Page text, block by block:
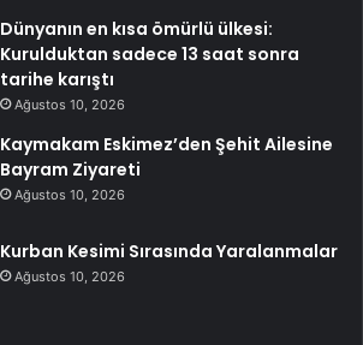
Dünyanın en kısa ömürlü ülkesi:
Kurulduktan sadece 13 saat sonra
tarihe karıştı
Ağustos 10, 2026
Kaymakam Eskimez’den Şehit Ailesine
Bayram Ziyareti
Ağustos 10, 2026
Kurban Kesimi Sırasında Yaralanmalar
Ağustos 10, 2026